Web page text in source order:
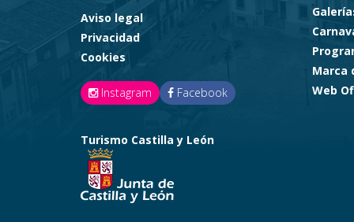
Aviso legal
Privacidad
Cookies
Instagram Facebook
Turismo Castilla y León
Marca
Web